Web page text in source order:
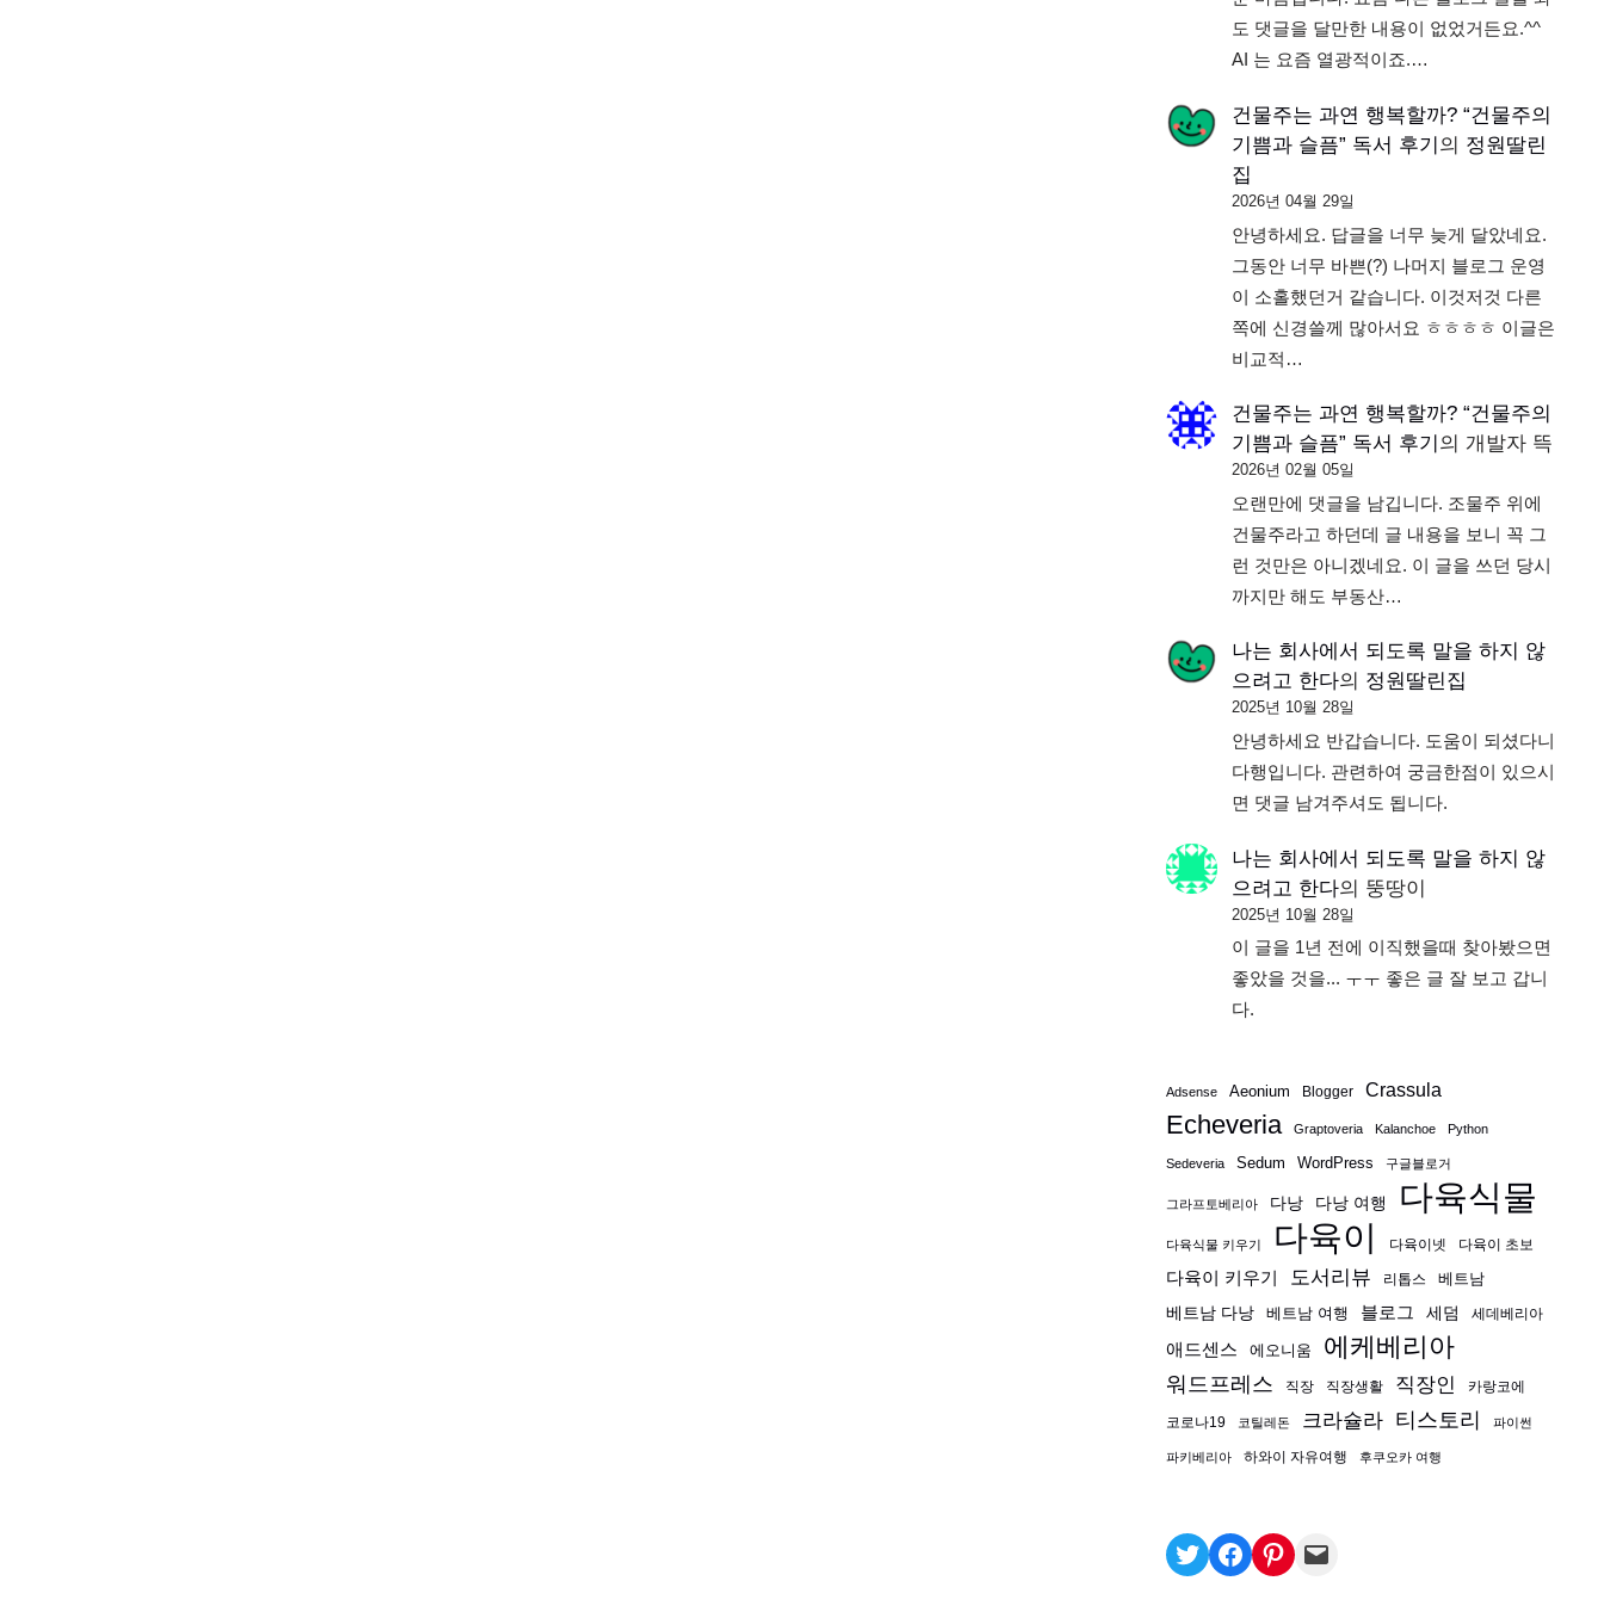
도 댓글을 달만한 내용이 없었거든요.^^
AI 는 요즘 열광적이죠.…
건물주는 과연 행복할까? “건물주의
기쁨과 슬픔” 독서 후기 의 정원딸린
집
2026년 04월 29일
안녕하세요. 답글을 너무 늦게 달았네요.
그동안 너무 바쁜(?) 나머지 블로그 운영
이 소홀했던거 같습니다. 이것저것 다른
쪽에 신경쓸께 많아서요 ㅎㅎㅎㅎ 이글은
비교적…
건물주는 과연 행복할까? “건물주의
기쁨과 슬픔” 독서 후기 의 개발자 뜩
2026년 02월 05일
오랜만에 댓글을 남깁니다. 조물주 위에
건물주라고 하던데 글 내용을 보니 꼭 그
런 것만은 아니겠네요. 이 글을 쓰던 당시
까지만 해도 부동산…
나는 회사에서 되도록 말을 하지 않
으려고 한다의 정원딸린집
2025년 10월 28일
안녕하세요 반갑습니다. 도움이 되셨다니
다행입니다. 관련하여 궁금한점이 있으시
면 댓글 남겨주셔도 됩니다.
나는 회사에서 되도록 말을 하지 않
으려고 한다의 뚱땅이
2025년 10월 28일
이 글을 1년 전에 이직했을때 찾아봤으면
좋았을 것을... ㅜㅜ 좋은 글 잘 보고 갑니
다.
Adsense Aeonium Blogger Crassula
Echeveria Graptoveria Kalanchoe Python
Sedeveria Sedum WordPress 구글블로거
그라프토베리아 다낭 다낭 여행 다육식물
다육식물 키우기 다육이 다육이넷 다육이 초보
다육이 키우기 도서리뷰 리톱스
베트남
베트남 다낭
베트남 여행 블로그 세덤 세데베리아
애드센스 에오니움 에케베리아
워드프레스 직장 직장생활 직장인 카랑코에
코로나19 코틸레돈 크라슐라 티스토리 파이썬
파키베리아 하와이 자유여행 후쿠오카 여행